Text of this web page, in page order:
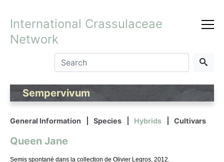
International Crassulaceae
Network
Sempervivum
General Information Species Hybrids Cultivars
Queen Jane
Semis spontané dans la collection de Olivier Legros, 2012.